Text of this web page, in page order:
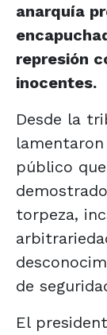
anarquía
represión
inocentes.
Desde la
público
torpeza,
de
El